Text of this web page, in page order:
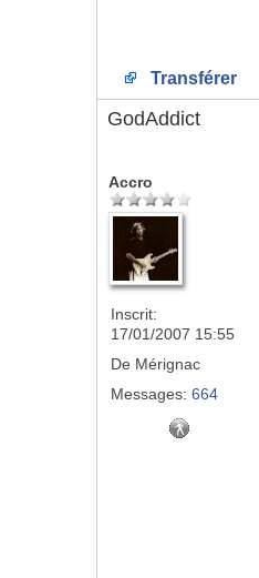
Transférer
GodAddict
Accro
Inscrit:
17/01/2007 15:55
De Mérignac
Messages: 664